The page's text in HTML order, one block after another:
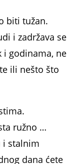
biti tužan.
i zadržava se
i godinama, ne
ili nešto što
ružno …
i stalnim
dana ćete